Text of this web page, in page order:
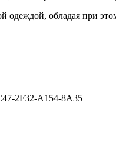
одеждой, обладая при
2F32-A154-8A35